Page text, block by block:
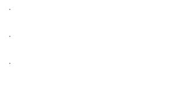
.
.
.